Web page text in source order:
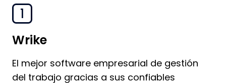
1
Wrike
El mejor software empresarial de gestión
del trabajo gracias a sus confiables